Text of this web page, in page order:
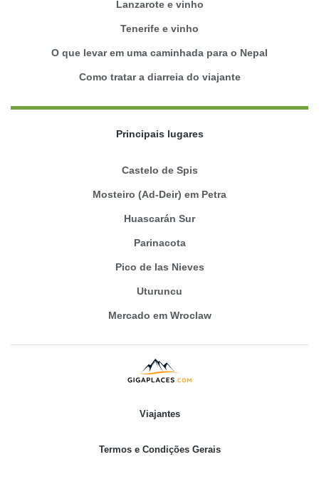
Lanzarote e vinho
Tenerife e vinho
O que levar em uma caminhada para o Nepal
Como tratar a diarreia do viajante
Principais lugares
Castelo de Spis
Mosteiro (Ad-Deir) em Petra
Huascarán Sur
Parinacota
Pico de las Nieves
Uturuncu
Mercado em Wroclaw
Viajantes
Termos e Condições Gerais